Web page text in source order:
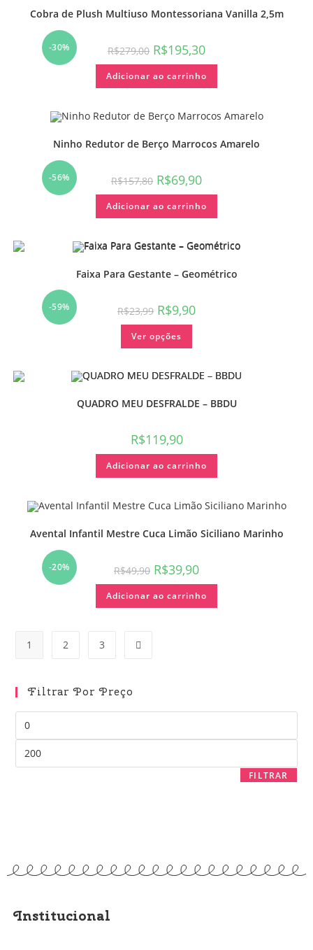
-30%
Cobra de Plush Multiuso Montessoriana Vanilla 2,5m
R$279,00 R$195,30
Adicionar ao carrinho
-56%
Ninho Redutor de Berço Marrocos Amarelo
R$157,80 R$69,90
Adicionar ao carrinho
-59%
Faixa Para Gestante – Geométrico
R$23,99 R$9,90
Ver opções
QUADRO MEU DESFRALDE – BBDU
R$119,90
Adicionar ao carrinho
-20%
Avental Infantil Mestre Cuca Limão Siciliano Marinho
R$49,90 R$39,90
Adicionar ao carrinho
1 2 3
Filtrar Por Preço
FILTRAR
Institucional